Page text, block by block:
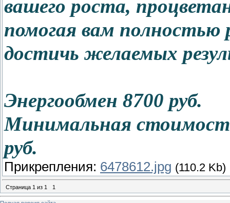
вашего роста,
помогая вам полностью
достичь желаемых
Энергообмен 8700 руб.
Минимальная
руб.
Прикрепления: 6478612.jpg (110.2 Kb)
Страница 1 из 1 1